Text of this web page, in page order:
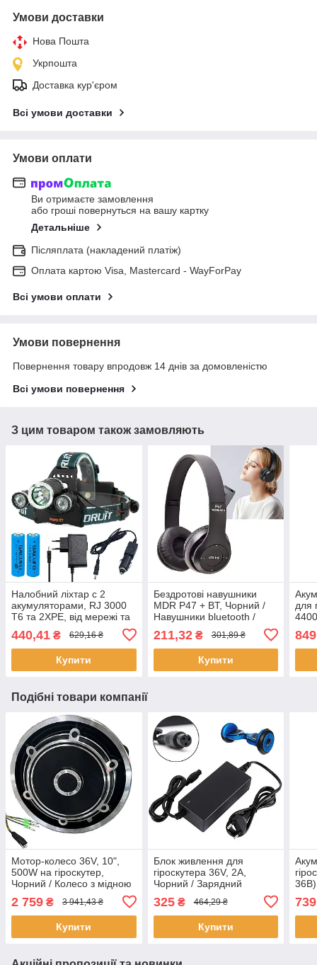
Умови доставки
Нова Пошта
Укрпошта
Доставка кур'єром
Всі умови доставки
Умови оплати
Ви отримаєте замовлення
або гроші повернуться на вашу картку
Детальніше
Післяплата (накладений платіж)
Оплата картою Visa, Mastercard - WayForPay
Всі умови оплати
Умови повернення
Повернення товару впродовж 14 днів за домовленістю
Всі умови повернення
З цим товаром також замовляють
Налобний ліхтар с 2
акумуляторами, RJ 3000
Т6 та 2XPE, від мережі та
Акумуляторний ліхтарик
на голову
440,41 ₴ 629,16 ₴
Купити
Бездротові навушники
MDR P47 + BT, Чорний /
Навушники bluetooth /
Навушники бездротові
211,32₴ 301,89 ₴
Купити
для
для
Подібні товари компанії
Мотор-колесо 36V, 10",
500W на гіроскутер,
Чорний / Колесо з мідною
колесо для гіроборда
2 759 ₴ 3 941,43 ₴
Купити
Блок живлення для
гіроскутера 36V, 2А,
Чорний / Зарядний
пристрій для гіроборда /
Зарядний пристрій для
електротранспорту
325₴ 464,29 ₴
Купити
739